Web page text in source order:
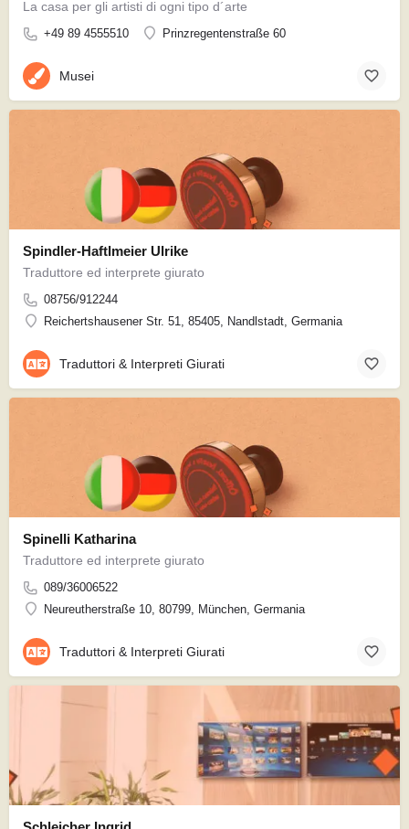
La casa per gli artisti di ogni tipo d´arte
+49 89 4555510 Prinzregentenstraße 60
Musei
Spindler-Haftlmeier Ulrike
Traduttore ed interprete giurato
08756/912244
Reichertshausener Str. 51, 85405, Nandlstadt, Germania
Traduttori & Interpreti Giurati
Spinelli Katharina
Traduttore ed interprete giurato
089/36006522
Neureutherstraße 10, 80799, München, Germania
Traduttori & Interpreti Giurati